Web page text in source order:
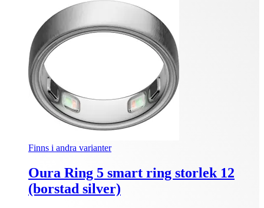
Finns i andra varianter
Oura Ring 5 smart ring storlek 12
(borstad silver)